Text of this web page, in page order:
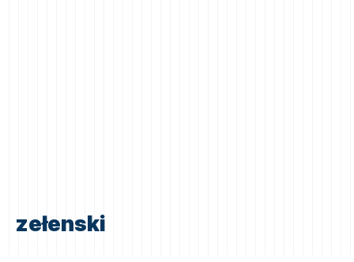
zełenski